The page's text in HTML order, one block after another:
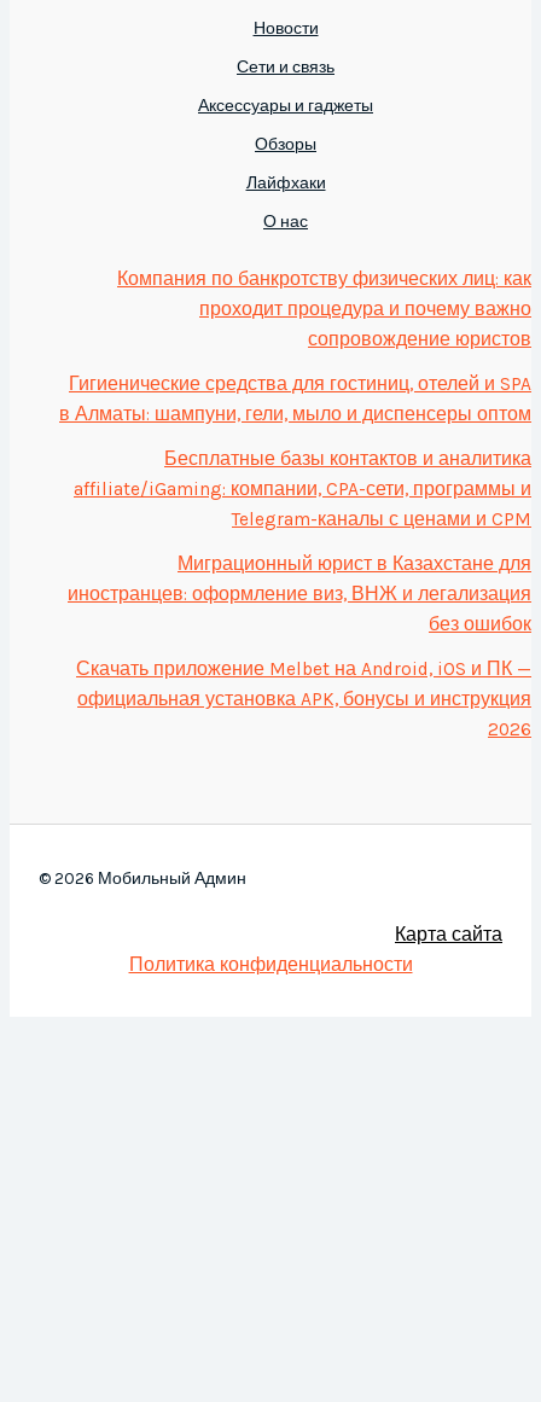
Новости
Сети и связь
Аксессуары и гаджеты
Обзоры
Лайфхаки
О нас
Компания по банкротству физических лиц: как
проходит процедура и почему важно
сопровождение юристов
Гигиенические средства для гостиниц, отелей и SPA
в Алматы: шампуни, гели, мыло и диспенсеры оптом
Бесплатные базы контактов и аналитика
affiliate/iGaming: компании, CPA-сети, программы и
Telegram-каналы с ценами и CPM
Миграционный юрист в Казахстане для
иностранцев: оформление виз, ВНЖ и легализация
без ошибок
Скачать приложение Melbet на Android, iOS и ПК —
официальная установка APK, бонусы и инструкция
2026
© 2026 Мобильный Админ
Карта сайта
Политика конфиденциальности